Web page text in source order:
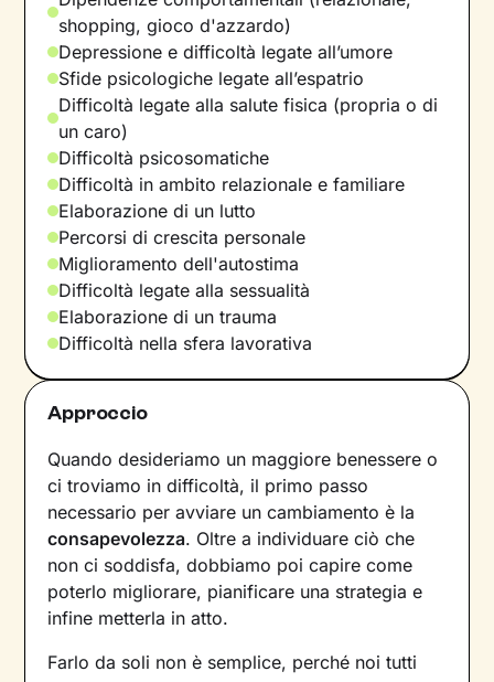
shopping, gioco d'azzardo)
Depressione e difficoltà legate all’umore
Sfide psicologiche legate all’espatrio
Difficoltà legate alla salute fisica (propria o di
un caro)
Difficoltà psicosomatiche
Difficoltà in ambito relazionale e familiare
Elaborazione di un lutto
Percorsi di crescita personale
Miglioramento dell'autostima
Difficoltà legate alla sessualità
Elaborazione di un trauma
Difficoltà nella sfera lavorativa
Approccio
Quando desideriamo un maggiore benessere o
ci troviamo in difficoltà, il primo passo
necessario per avviare un cambiamento è la
consapevolezza. Oltre a individuare ciò che
non ci soddisfa, dobbiamo poi capire come
poterlo migliorare, pianificare una strategia e
infine metterla in atto.
Farlo da soli non è semplice, perché noi tutti